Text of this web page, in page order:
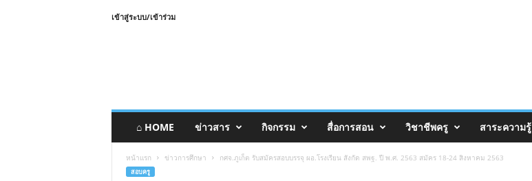
เข้าสู่ระบบ/เข้าร่วม
⌂ HOME ข่าวสาร กิจกรรม สื่อการสอน วิชาชีพครู สาระความรู้
หน้าแรก ข่าวการศึกษา กศจ.ภูเก็ต รับสมัครสอบบรรจุ ผอ.โรงเรียน สังกัด สพฐ. ปี พ.ศ. 2563 สมัคร 18-24 สิงหาคม 2563
สอบครู